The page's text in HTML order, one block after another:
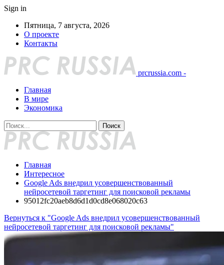
Sign in
Пятница, 7 августа, 2026
О проекте
Контакты
prcrussia.com -
Главная
В мире
Экономика
Главная
Интересное
Google Ads внедрил усовершенствованный
нейросетевой таргетинг для поисковой рекламы
95012fc20aeb8d6d1d0cd8e068020c63
Вернуться к "Google Ads внедрил усовершенствованный
нейросетевой таргетинг для поисковой рекламы"